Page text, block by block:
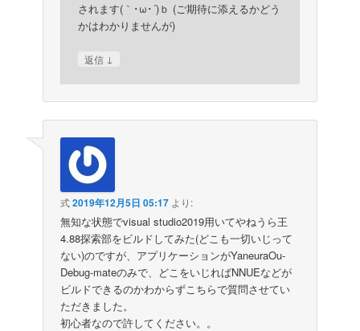
されます(｀･ω･´)ｂ (ご期待に添えるかどう
かはわかりませんが)
返信 ↓
式2019年12月5日 05:17 より:
無知な状態でvisual studio2019用いてやねうら王
4.88探索部をビルドしてみた(どこも一切いじって
ない)のですが、アプリケーションがYaneuraOu-
Debug-mateのみで、どこをいじればNNUEなどが
ビルドできるのかわからずこちらで質問させてい
ただきました。
初心者なので許してください。。